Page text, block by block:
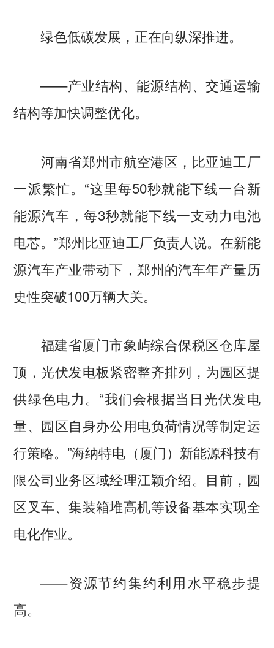
绿色低碳发展，正在向纵深推进。
——产业结构、能源结构、交通运输
结构等加快调整优化。
河南省郑州市航空港区，比亚迪工厂
一派繁忙。“这里每50秒就能下线一台新
能源汽车，每3秒就能下线一支动力电池
电芯。”郑州比亚迪工厂负责人说。在新能
源汽车产业带动下，郑州的汽车年产量历
史性突破100万辆大关。
福建省厦门市象屿综合保税区仓库屋
顶，光伏发电板紧密整齐排列，为园区提
供绿色电力。“我们会根据当日光伏发电
量、园区自身办公用电负荷情况等制定运
行策略。”海纳特电（厦门）新能源科技有
限公司业务区域经理江颖介绍。目前，园
区叉车、集装箱堆高机等设备基本实现全
电化作业。
——资源节约集约利用水平稳步提
高。